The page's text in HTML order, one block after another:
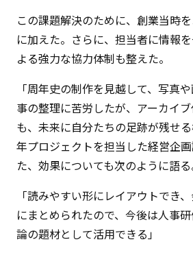
この課題解決のために、創業当時
に加えた。さらに、担当者に情報
よる強力な協力体制も整えた。
「周年史の制作を見越して、写真
事の整理に苦労したが、アーカイ
も、未来に自分たちの足跡が残せ
年プロジェクトを担当した経営企
た、効果についても次のように語る
「読みやすい形にレイアウトでき
にまとめられたので、今後は人事
論の題材として活用できる」